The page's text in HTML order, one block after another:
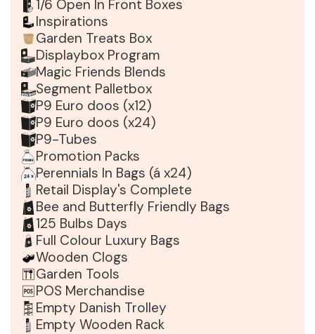
1/6 Open In Front Boxes
Inspirations
Garden Treats Box
Displaybox Program
Magic Friends Blends
Segment Palletbox
P9 Euro doos (x12)
P9 Euro doos (x24)
P9-Tubes
Promotion Packs
Perennials In Bags (á x24)
Retail Display's Complete
Bee and Butterfly Friendly Bags
125 Bulbs Days
Full Colour Luxury Bags
Wooden Clogs
Garden Tools
POS Merchandise
Empty Danish Trolley
Empty Wooden Rack